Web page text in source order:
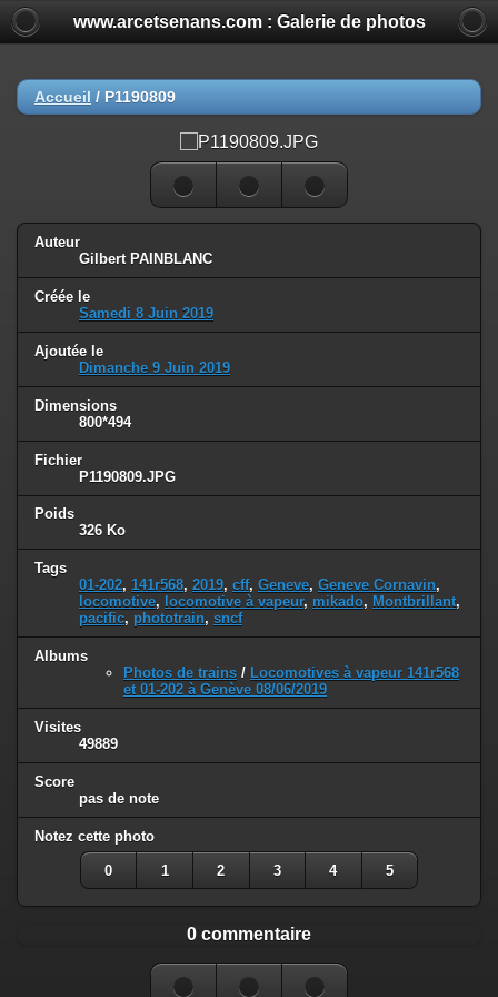
www.arcetsenans.com : Galerie de photos
Accueil / P1190809
Auteur
Gilbert PAINBLANC
Créée le
Samedi 8 Juin 2019
Ajoutée le
Dimanche 9 Juin 2019
Dimensions
800*494
Fichier
P1190809.JPG
Poids
326 Ko
Tags
01-202, 141r568, 2019, cff, Geneve, Geneve Cornavin,
locomotive, locomotive à vapeur, mikado, Montbrillant,
pacific, phototrain, sncf
Albums
Photos de trains / Locomotives à vapeur 141r568
et 01-202 à Genève 08/06/2019
Visites
49889
Score
pas de note
Notez cette photo
0 1 2 3 4 5
0 commentaire